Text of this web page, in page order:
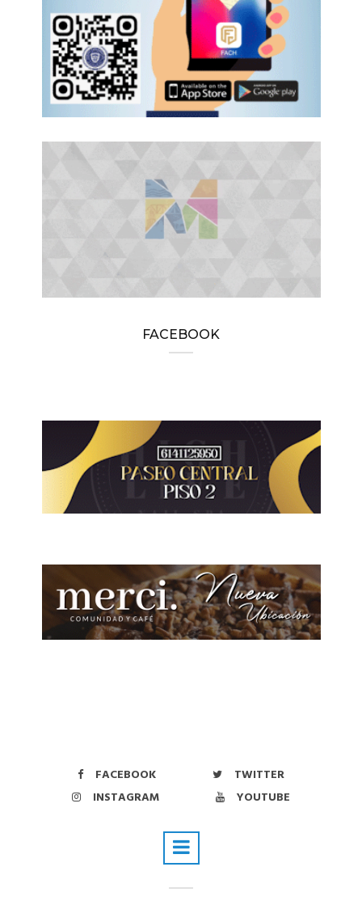
FACEBOOK
FACEBOOK
TWITTER
INSTAGRAM
YOUTUBE